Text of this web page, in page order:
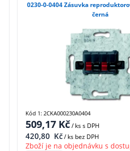
0230-0-0404 Zásuvka reproduktorová stereofonní,
černá
509,17Kč/ kss DPH
420,80 Kč/ ks bez DPH
Zboží je na objednávku s
Kód 1: 2CKA000230A0404